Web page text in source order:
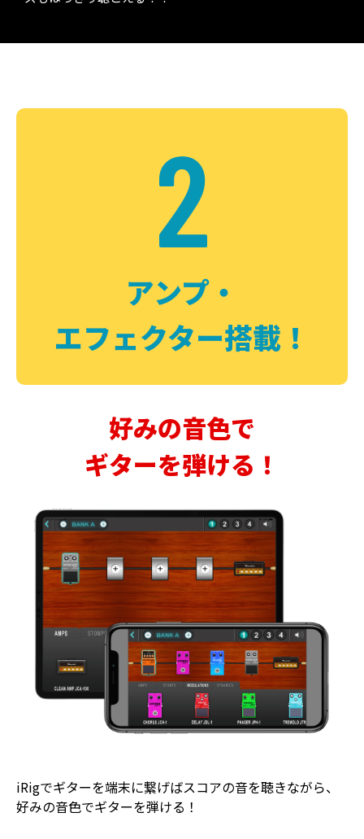
2
アンプ・
エフェクター搭載！
好みの音色で
ギターを弾ける！
iRigでギターを端末に繋げばスコアの音を聴きながら、
好みの音色でギターを弾ける！